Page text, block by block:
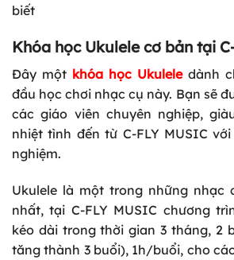
biết
Khóa học Ukulele cơ bản tại
Đây một khóa học Ukuleledành
đầu học chơi nhạc cụ này. Bạn sẽ
các giáo viên chuyên nghiệp,
nhiệt tình đến từ C-FLY MUSIC
nghiệm.
Ukulele là một trong những nhạc
nhất, tại C-FLY MUSIC chương
kéo dài trong thời gian 3 tháng, 2
tăng thành 3 buổi), 1h/buổi, cho